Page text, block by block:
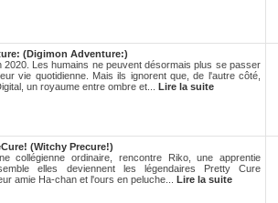
(Digimon Adventure:)
2020. Les humains ne peuvent désormais plus se passer
vie quotidienne. Mais ils ignorent que, de l'autre côté,
un royaume entre ombre et... Lire la suite
(Witchy Precure!)
collégienne ordinaire, rencontre Riko, une apprentie
elles deviennent les légendaires Pretty Cure
amie Ha-chan et l'ours en peluche... Lire la suite